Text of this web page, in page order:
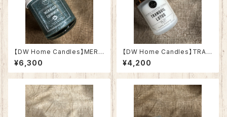
【DW Home Candles】MERM
AID SHIMMER 9.3oz【アロマ
キャンドル】
¥6,300
【DW Home Candles】TRAN
QUIL LOTUS 3.8oz【アロマ
キャンドル】
¥4,200